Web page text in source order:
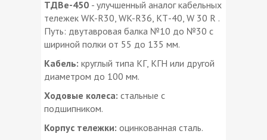
ТДВе-450 - улучшенный аналог кабельных
тележек WK-R30, WK-R36, КТ-40, W 30 R .
Путь: двутавровая балка №10 до №30 с
шириной полки от 55 до 135 мм.
Кабель: круглый типа КГ, КГН или другой
диаметром до 100 мм.
Ходовые колеса: стальные с
подшипником.
Корпус тележки: оцинкованная сталь.